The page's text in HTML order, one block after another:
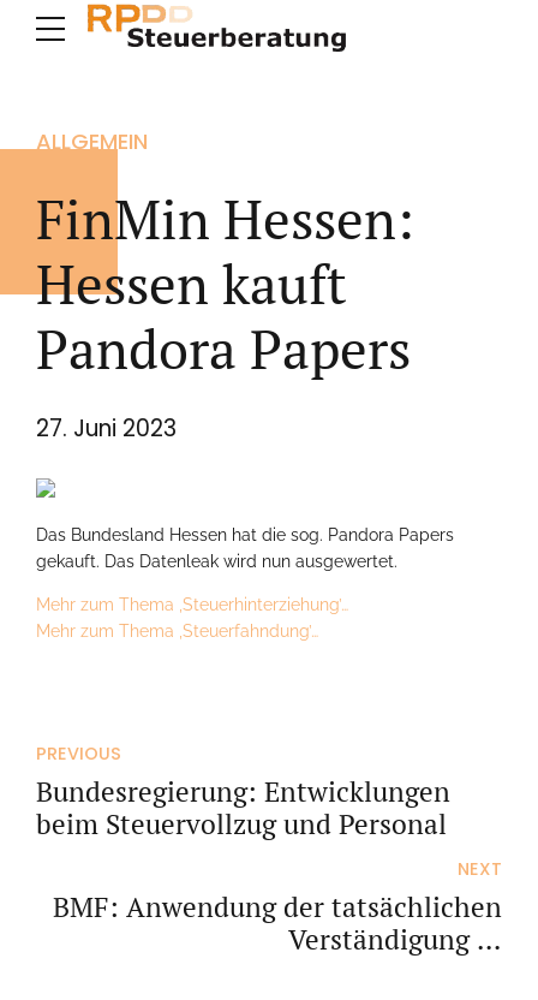
ALLGEMEIN
FinMin Hessen:
Hessen kauft
Pandora Papers
27. Juni 2023
Das Bundesland Hessen hat die sog. Pandora Papers
gekauft. Das Datenleak wird nun ausgewertet.
Mehr zum Thema ‚Steuerhinterziehung’…
Mehr zum Thema ‚Steuerfahndung’…
PREVIOUS
Bundesregierung: Entwicklungen
beim Steuervollzug und Personal
NEXT
BMF: Anwendung der tatsächlichen
Verständigung in